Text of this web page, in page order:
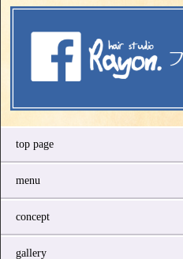
top page
menu
concept
gallery